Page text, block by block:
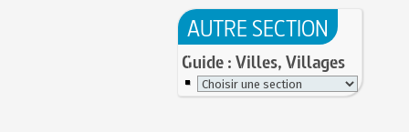
AUTRE SECTION
Guide : Villes, Villages